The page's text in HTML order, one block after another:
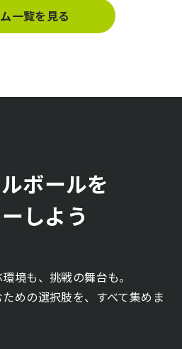
一覧を見る
ボールを
しよう
境も、挑戦の舞台も。
めの選択肢を、すべて集めま